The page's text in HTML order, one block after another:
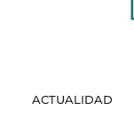
ACTUALIDAD